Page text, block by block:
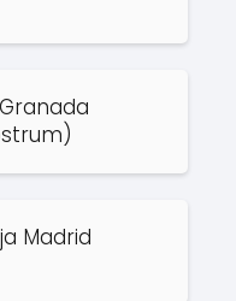
Madrid